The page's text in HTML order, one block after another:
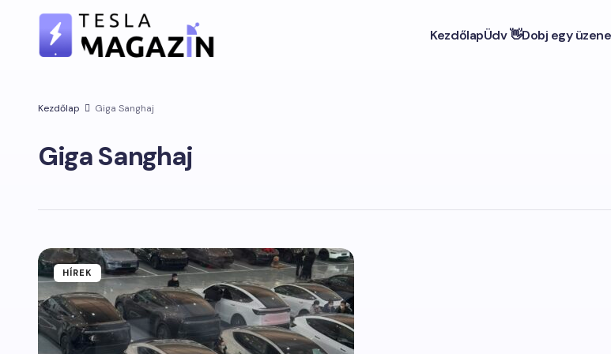
KezdőlapÜdv 👋Dobj egy
Kezdőlap Giga Sanghaj
Giga Sanghaj
HÍREK